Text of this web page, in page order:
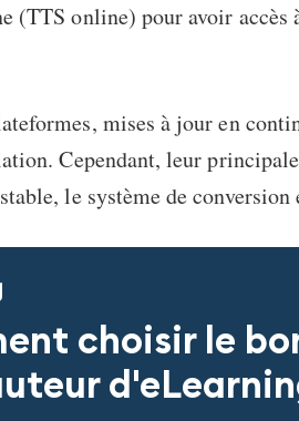
(TTS online) pour avoir accès
mises à jour en
Cependant, leur
le système de conversion
choisir le